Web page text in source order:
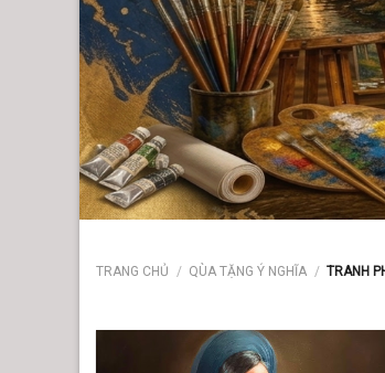
TRANG CHỦ / QÙA TẶNG Ý NGHĨA / TRANH